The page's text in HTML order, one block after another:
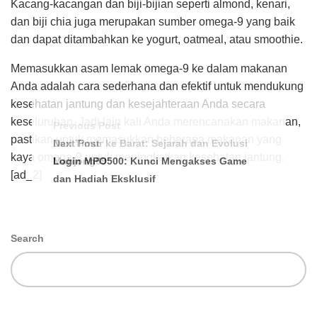
Kacang-kacangan dan biji-bijian seperti almond, kenari,
dan biji chia juga merupakan sumber omega-9 yang baik
dan dapat ditambahkan ke yogurt, oatmeal, atau smoothie.
Memasukkan asam lemak omega-9 ke dalam makanan
Anda adalah cara sederhana dan efektif untuk mendukung
kesehatan jantung dan kesejahteraan Anda secara
keseluruhan. Jadi lain kali Anda merencanakan makanan,
pastikan untuk memasukkan beberapa makanan yang
kaya omega-9 untuk meningkatkan kesehatan jantung.
[ad_2]
Previous Post
Dari Timur ke Barat: Sejarah dan Evolusi
Mahjong69
Next Post
Login MPO500: Kunci Mengakses Game
dan Hadiah Eksklusif
Search